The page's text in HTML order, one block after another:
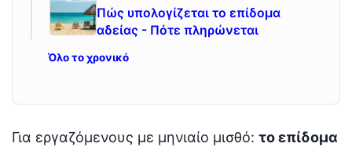
Πώς υπολογίζεται το επίδομα
αδείας - Πότε πληρώνεται
Όλο το χρονικό
Για εργαζόμενους με μηνιαίο μισθό: το επίδομα